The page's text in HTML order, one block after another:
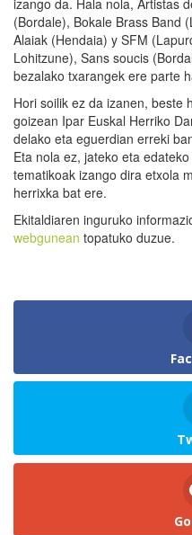
(Bordale), Bokale Brass Band
Alaiak (Hendaia) y SFM
Lohitzune), Sans soucis
bezalako txarangek ere parte
Hori soilik ez da izanen, beste
goizean Ipar Euskal Herriko
delako eta eguerdian erreki
Eta nola ez, jateko eta
tematikoak izango dira etxola
herrixka bat ere.
Ekitaldiaren inguruko
webgunean topatuko duzue.